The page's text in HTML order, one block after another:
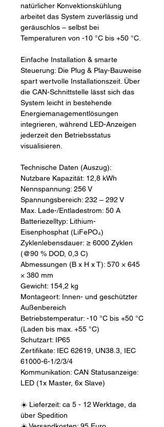
natürlicher Konvektionskühlung
arbeitet das System zuverlässig und
geräuschlos – selbst bei
Temperaturen von -10 °C bis +50 °C.
Einfache Installation & smarte
Steuerung: Die Plug & Play-Bauweise
spart wertvolle Installationszeit. Über
die CAN-Schnittstelle lässt sich das
System leicht in bestehende
Energiemanagementlösungen
integrieren, während LED-Anzeigen
jederzeit den Betriebsstatus
visualisieren.
Technische Daten (Auszug):
Nutzbare Kapazität: 12,8 kWh
Nennspannung: 256 V
Spannungsbereich: 232 – 292 V
Max. Lade-/Entladestrom: 50 A
Batteriezelltyp: Lithium-
Eisenphosphat (LiFePO₄)
Zyklenlebensdauer: ≥ 6000 Zyklen
(@90 % DOD, 0,3 C)
Abmessungen (B x H x T): 570 × 645
× 380 mm
Gewicht: 154,2 kg
Montageort: Innen- und geschützter
Außenbereich
Betriebstemperatur: -10 °C bis +50 °C
(Laden bis max. +55 °C)
Schutzart: IP65
Zertifikate: IEC 62619, UN38.3, IEC
61000-6-1/2/3/4
Kommunikation: CAN Statusanzeige:
LED (1x Master, 6x Slave)
☀️ Lieferzeit: ca 5 - 12 Werktage, da
über Spedition